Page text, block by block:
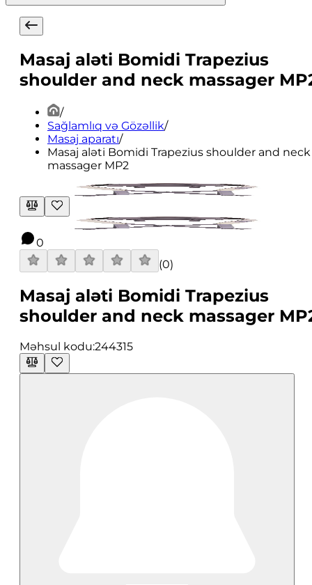
Masaj aləti Bomidi Trapezius
shoulder and neck massager
/
Sağlamlıq və Gözəllik/
Masaj aparatı/
Masaj aləti Bomidi Trapezius shoulder and neck
massager MP2
0
(0)
Masaj aləti Bomidi Trapezius
shoulder and neck massager
Məhsul kodu:244315